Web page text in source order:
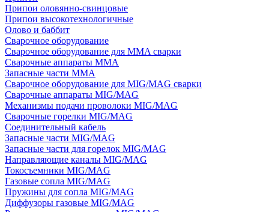
Припои оловянно-свинцовые
Припои высокотехнологичные
Олово и баббит
Сварочное оборудование
Сварочное оборудование для MMA сварки
Сварочные аппараты MMA
Запасные части MMA
Сварочное оборудование для MIG/MAG сварки
Сварочные аппараты MIG/MAG
Механизмы подачи проволоки MIG/MAG
Сварочные горелки MIG/MAG
Соединительный кабель
Запасные части MIG/MAG
Запасные части для горелок MIG/MAG
Направляющие каналы MIG/MAG
Токосъемники MIG/MAG
Газовые сопла MIG/MAG
Пружины для сопла MIG/MAG
Диффузоры газовые MIG/MAG